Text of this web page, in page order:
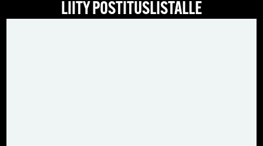
LIITY POSTITUSLISTALLE